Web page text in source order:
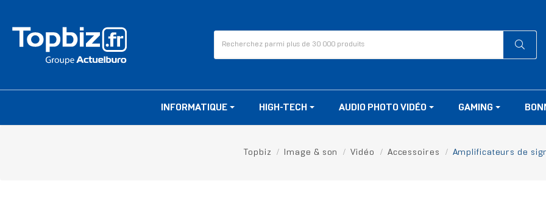
INFORMATIQUE HIGH-TECH AUDIO PHOTO VIDÉO GAMING
Topbiz Image & son Vidéo Accessoires Amplificateurs de